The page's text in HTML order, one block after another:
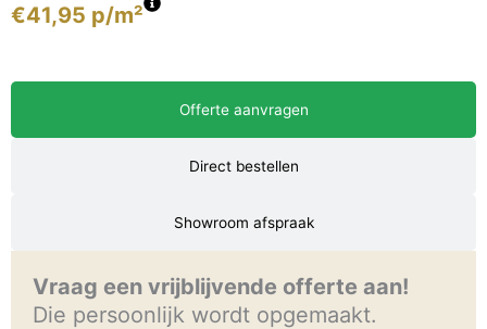
€41,95 p/m²
Offerte aanvragen
Direct bestellen
Showroom afspraak
Vraag een vrijblijvende offerte aan!
Die persoonlijk wordt opgemaakt.